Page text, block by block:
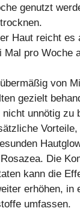
genutzt
Haut reicht es
Mal pro Woche
von
gezielt
unnötig zu
Die
kann die
erhöhen, in
umfassen.